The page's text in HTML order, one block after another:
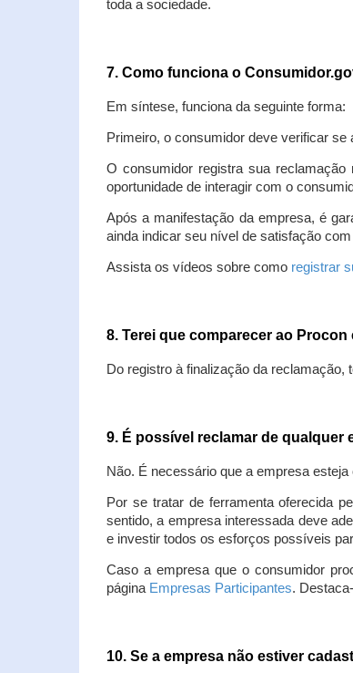
toda a sociedade.
7. Como funciona o
Em síntese, funciona da seguinte forma:
Primeiro, o consumidor deve verificar
O consumidor registra sua
oportunidade de interagir com o
Após a manifestação da empresa, é
ainda indicar seu nível de satisfação
Assista os vídeos sobre como registrar
8. Terei que comparecer ao
Do registro à finalização da reclamação,
9. É possível reclamar de qualquer
Não. É necessário que a empresa
Por se tratar de ferramenta oferecida
sentido, a empresa interessada deve
e investir todos os esforços possíveis
Caso a empresa que o consumidor
página Empresas Participantes.
10. Se a empresa não estiver